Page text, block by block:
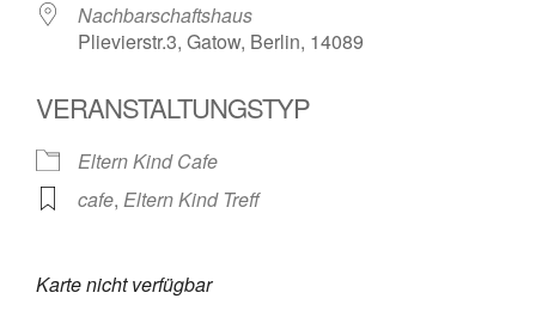
Nachbarschaftshaus
Plievierstr.3, Gatow, Berlin, 14089
VERANSTALTUNGSTYP
Eltern Kind Cafe
cafe, Eltern Kind Treff
Karte nicht verfügbar